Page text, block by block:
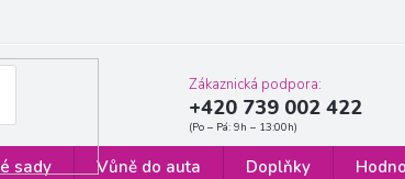
podmínky
Zákaznická podpora:
+420 739 002 422
sady Vůně do auta Doplňky